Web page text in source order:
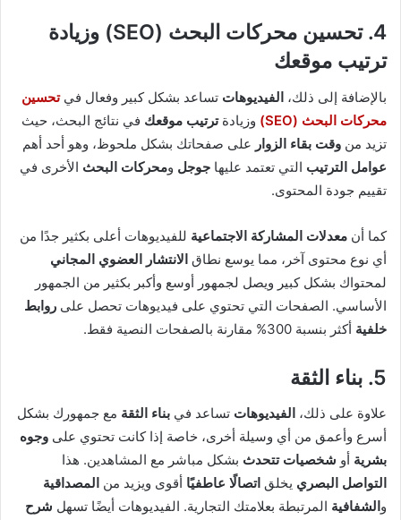
4. تحسين محركات البحث (SEO)
وزيادة
ترتيب موقعك
بالإضافة إلى ذلك، الفيديوهات تساعد بشكل كبير وفعال فيتحسين
محركات البحث (SEO)
وزيادةترتيب موقعك في نتائج البحث، حيث
تزيد من وقت بقاء الزوار على صفحاتك بشكل ملحوظ، وهو أحد أهم
عوامل الترتيب التي تعتمد عليها جوجل ومحركات البحث الأخرى في
تقييم جودة المحتوى.
كما أن معدلات المشاركة الاجتماعية للفيديوهات أعلى بكثير جدًا من
أي نوع محتوى آخر، مما يوسع نطاق الانتشار العضوي المجاني
لمحتواك بشكل كبير ويصل لجمهور أوسع وأكبر بكثير من الجمهور
الأساسي. الصفحات التي تحتوي على فيديوهات تحصل على روابط
خلفية أكثر بنسبة 300% مقارنة بالصفحات النصية فقط.
5. بناء الثقة
علاوة على ذلك، الفيديوهات تساعد في بناء الثقة مع جمهورك بشكل
أسرع وأعمق من أي وسيلة أخرى، خاصة إذا كانت تحتوي على وجوه
بشرية أو شخصيات تتحدث بشكل مباشر مع المشاهدين. هذا
التواصل البصري يخلق اتصالًا عاطفيًا أقوى ويزيد من المصداقية
و الشفافية المرتبطة بعلامتك التجارية. الفيديوهات أيضًا تسهل شرح